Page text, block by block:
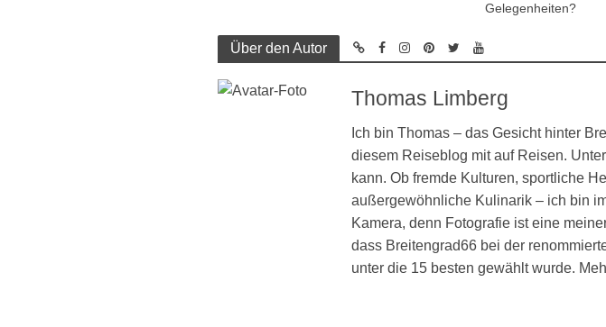
Gelegenheiten?
Über den Autor
Thomas Limberg
Ich bin Thomas – das Gesicht hinter
diesem Reiseblog mit auf Reisen.
kann. Ob fremde Kulturen, sportliche
außergewöhnliche Kulinarik – ich bin
Kamera, denn Fotografie ist eine
dass Breitengrad66 bei der
unter die 15 besten gewählt wurde.